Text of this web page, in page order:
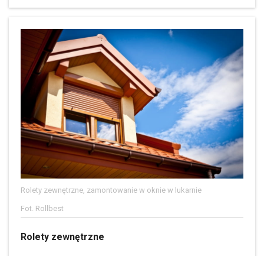
Rolety zewnętrzne, zamontowanie w oknie w lukarnie
Fot. Rollbest
Rolety zewnętrzne